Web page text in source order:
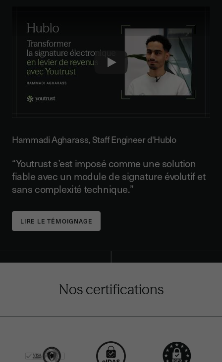
Play
Hammadi Agharass, Staff Engineer d'Hublo
“Youtrust s’est imposé comme une solution
fiable avec un module de signature évolutif et
sans complexité technique.”
LIRE LE TÉMOIGNAGE
Nos certifications